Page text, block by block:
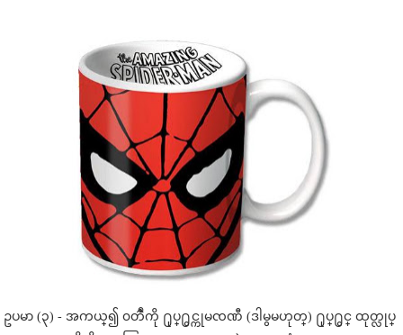
ဥပမာ (၃) - အကယ္၍ ၀တၳဳကို ႐ုပ္႐ွင္ကုမၸဏီ (ဒါမွမဟုတ္) ႐ုပ္႐ွင္ ထုတ္လုပ္